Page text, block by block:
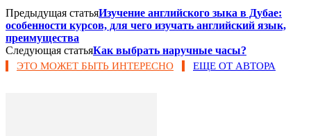
Предыдущая статьяИзучение английского зыка в Дубае:
особенности курсов, для чего изучать английский язык,
преимущества
Следующая статьяКак выбрать наручные часы?
ЭТО МОЖЕТ БЫТЬ ИНТЕРЕСНО ЕЩЕ ОТ АВТОРА